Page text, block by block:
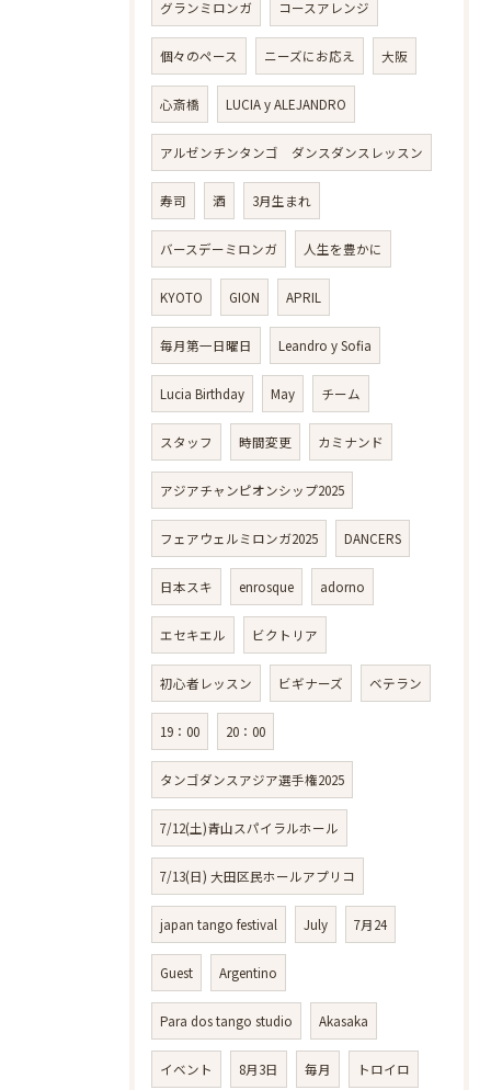
グランミロンガ コースアレンジ
個々のペース ニーズにお応え 大阪
心斎橋 LUCIA y ALEJANDRO
アルゼンチンタンゴ ダンスダンスレッスン
寿司 酒 3月生まれ
バースデーミロンガ 人生を豊かに
KYOTO GION APRIL
毎月第一日曜日 Leandro y Sofia
Lucia Birthday May チーム
スタッフ 時間変更 カミナンド
アジアチャンピオンシップ2025
フェアウェルミロンガ2025 DANCERS
日本スキ enrosque adorno
エセキエル ビクトリア
初心者レッスン ビギナーズ ベテラン
19：00 20：00
タンゴダンスアジア選手権2025
7/12(土)青山スパイラルホール
7/13(日) 大田区民ホールアプリコ
japan tango festival July 7月24
Guest Argentino
Para dos tango studio Akasaka
イベント 8月3日 毎月 トロイロ